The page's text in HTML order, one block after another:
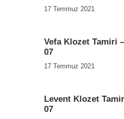
17 Temmuz 2021
Vefa Klozet Tamiri
07
17 Temmuz 2021
Levent Klozet
07